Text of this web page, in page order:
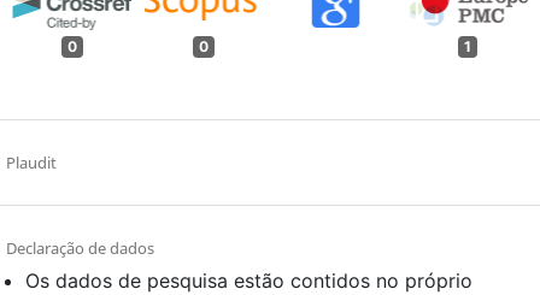
0 0 1
Plaudit
Declaração de dados
Os dados de pesquisa estão contidos no próprio